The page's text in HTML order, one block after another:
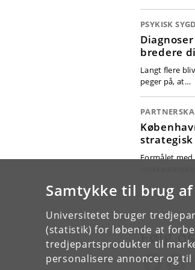
Samtykke til brug
Universitetet bruger
(statistik) for løbende at
tredjepartsprodukter til
personalisere annoncer og
PSYKISK
bredere
Langt flere
peger på, at…
Formålet
Følg